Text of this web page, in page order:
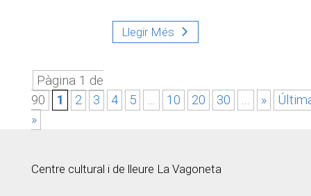
Llegir Més
Pàgina 1 de
90
1 2 3 4 5 ... 10 20 30 ... »
»
Centre cultural i de lleure La Vagoneta